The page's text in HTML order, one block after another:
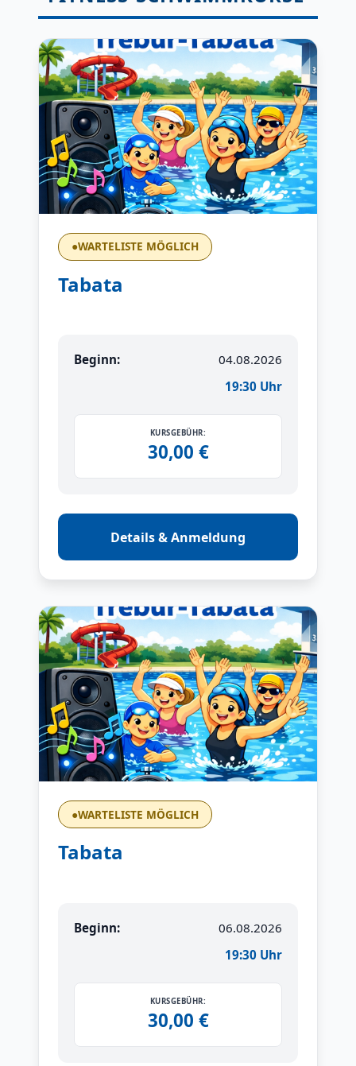
●WARTELISTE MÖGLICH
Tabata
Beginn:
04.08.2026
19:30 Uhr
KURSGEBÜHR:
30,00 €
Details & Anmeldung
●WARTELISTE MÖGLICH
Tabata
Beginn:
06.08.2026
19:30 Uhr
KURSGEBÜHR:
30,00 €